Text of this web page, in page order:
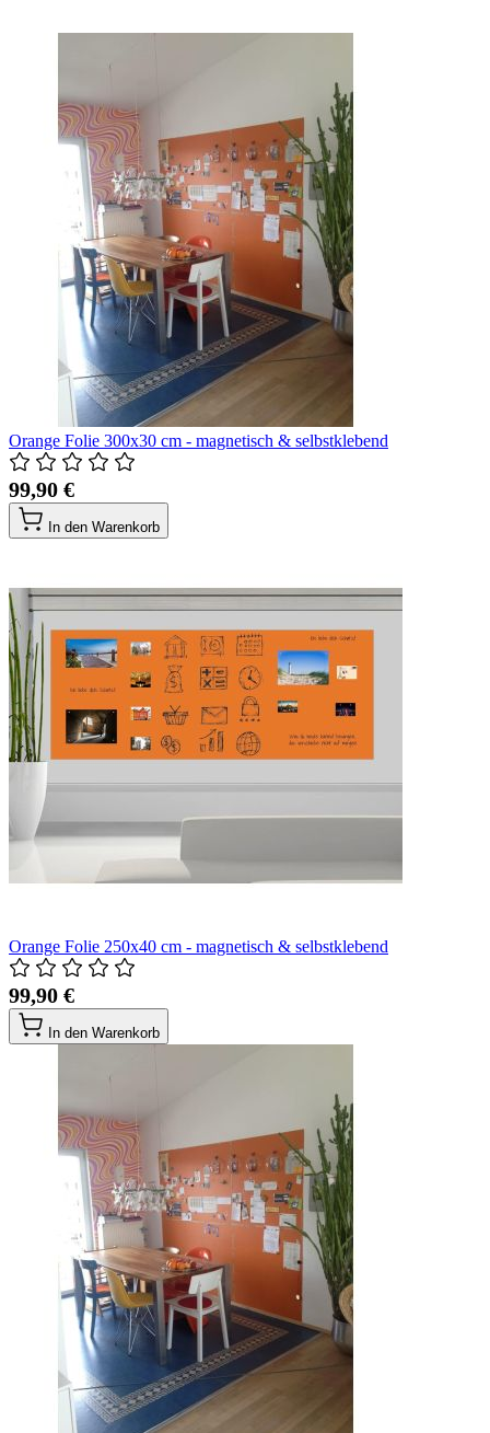
Orange Folie 300x30 cm - magnetisch & selbstklebend
99,90 €
In den Warenkorb
Orange Folie 250x40 cm - magnetisch & selbstklebend
99,90 €
In den Warenkorb